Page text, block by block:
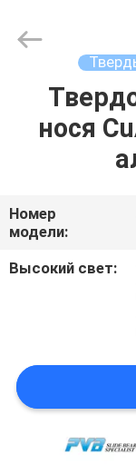
ДОМОЙ
VR-
НАС
Bearing
Co.,Ltd.
нося
Номер
модели:
Высокий свет: